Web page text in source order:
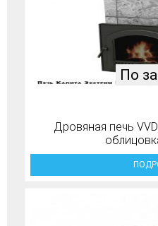
Дровяная печь
По